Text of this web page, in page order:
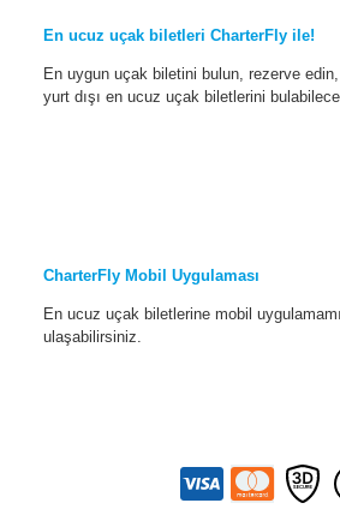
En ucuz uçak biletleri CharterFly ile!
En uygun uçak biletini bulun, rezerve
yurt dışı en ucuz uçak biletlerini
CharterFly Mobil Uygulaması
En ucuz uçak biletlerine mobil
ulaşabilirsiniz.